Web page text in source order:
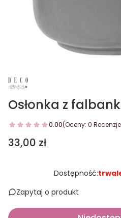
Osłonka z
0.00(Oceny: 0
Cena
33,00 zł
Dostępność:
Zapytaj o produkt